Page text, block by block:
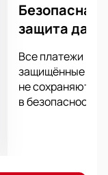
Безопасная
защита
Все платежи
защищённые
не сохраняются
в безопасности.